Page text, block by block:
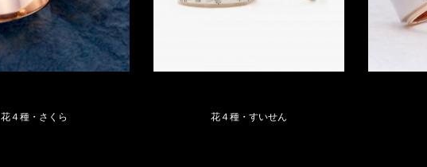
花４種・さくら 花４種・すいせん